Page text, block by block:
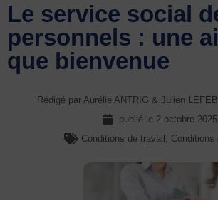
Le service social
personnels : une
que bienvenue
Rédigé par Aurélie ANTRIG & Julien
publié le 2 octobre 2025
Conditions de travail , Conditions